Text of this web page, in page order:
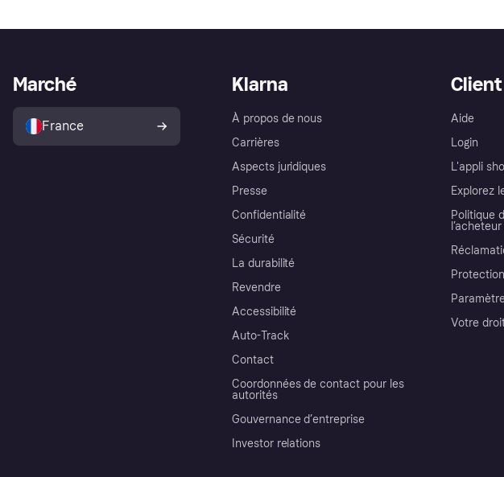
Klarna
À propos de nous
Carrières
Aspects juridiques
Presse
Confidentialité
Sécurité
La durabilité
Revendre
Accessibilité
Auto-Track
Contact
Coordonnées de contact pour les
autorités
Gouvernance d’entreprise
Investor relations
Client
Aide
Login
L'appli
Explorez
Politique
Votre
Marché
France